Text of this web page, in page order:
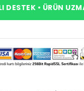
DESTEK • ÜRÜN